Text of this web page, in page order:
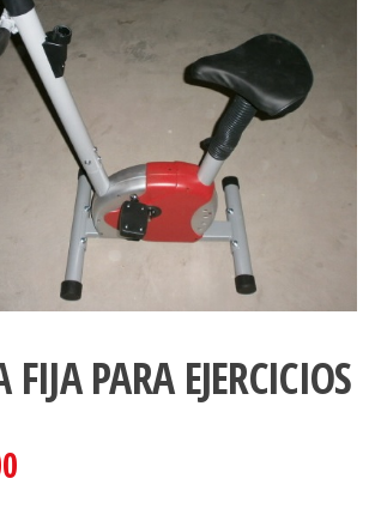
FIJA PARA EJERCICIOS